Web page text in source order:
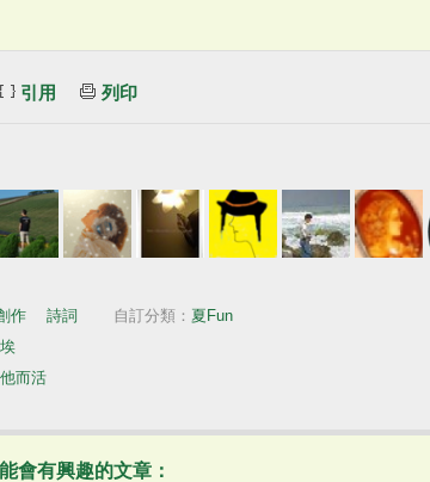
引用 列印
作 詩詞 自訂分類： 夏Fun
而活
會有興趣的文章：